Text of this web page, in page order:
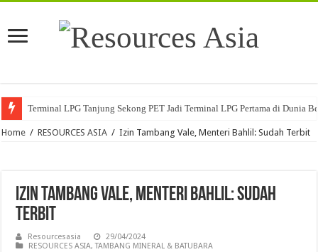
Terminal LPG Tanjung Sekong PET Jadi Terminal LPG Pertama di Dunia
Home / RESOURCES ASIA / Izin Tambang Vale, Menteri Bahlil: Sudah Terbit
Izin Tambang Vale, Menteri Bahlil: Sudah
Terbit
Resourcesasia
29/04/2024
RESOURCES ASIA,TAMBANG MINERAL & BATUBARA